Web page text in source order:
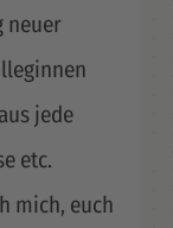
neuer
jede
etc.
mich, euch